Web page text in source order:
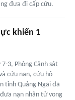
đưa đi cấp cứu.
khiến 1
3, Phòng Cảnh sát
cứu nạn, cứu hộ
tỉnh Quảng Ngãi đã
nạn nhân tử vong